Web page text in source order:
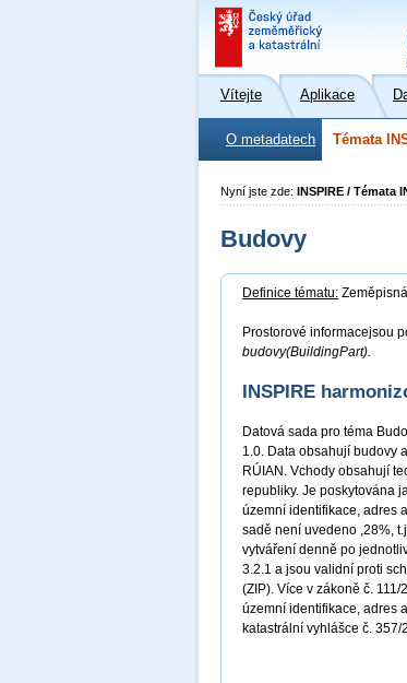
Vítejte Aplikace
O metadatech Témata
Nyní jste zde: INSPIRE / Témata
Budovy
Definice tématu:
Prostorové informacejsou
budovy(BuildingPart).
INSPIRE
Datová sada pro téma
1.0. Data obsahují budovy
RÚIAN. Vchody obsahují
republiky. Je poskytována
územní identifikace, adres
sadě není uvedeno ,28%,
vytváření denně po
3.2.1 a jsou validní proti
(ZIP). Více v zákoně č.
územní identifikace, adres
katastrální vyhlášce č.